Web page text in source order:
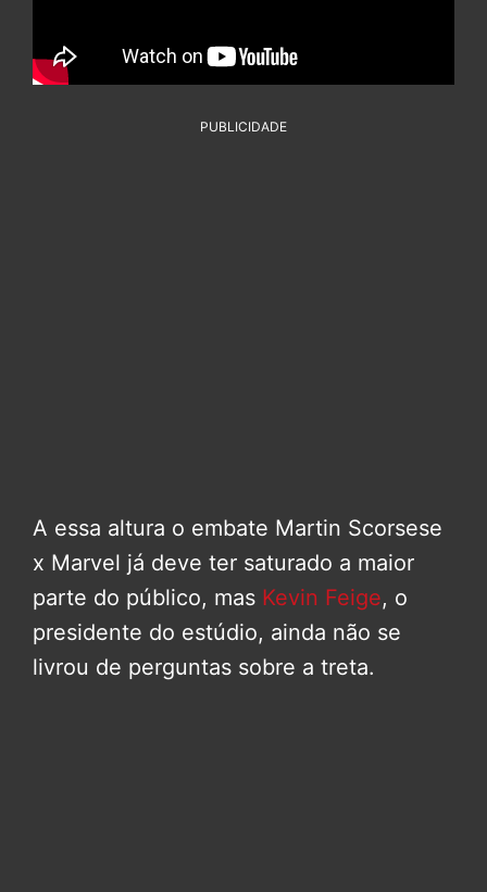
PUBLICIDADE
A essa altura o embate Martin Scorsese
x Marvel já deve ter saturado a maior
parte do público, mas Kevin Feige, o
presidente do estúdio, ainda não se
livrou de perguntas sobre a treta.